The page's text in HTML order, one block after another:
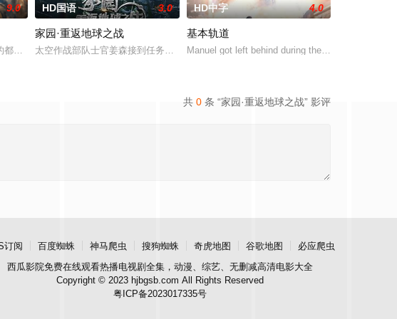
秘组织利用直播频率、连麦暗示及直播设备后门，精准猎杀患有表演型人格障碍的网红群体
9.0
市志怪/民俗奇幻灾难故事。故事以中国和扶桑阴阳师斗法为核心，勾连了1932年和1999年
HD国语 3.0
家园·重返地球之战
太空作战部队士官姜森接到任务，将与大部队一起登陆地球；夺回被外星人占领的家
HD中字 4.0
基本轨道
Manuel got left behind during the evacuation of
共 0 条 “家园·重返地球之战” 影评
订阅 百度蜘蛛 神马爬虫 搜狗蜘蛛 奇虎地图 谷歌地图
必应爬虫
西瓜影院免费在线观看热播电视剧全集，动漫、综艺、无删减高清电影大全
Copyright © 2023 hjbgsb.com All Rights Reserved
粤ICP备2023017335号